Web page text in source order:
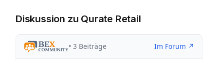
Diskussion zu Qurate Retail